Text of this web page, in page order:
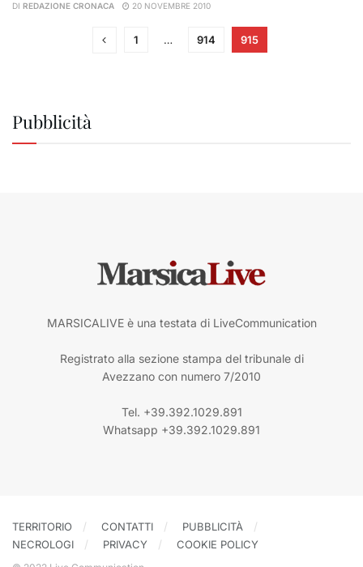
DI REDAZIONE CRONACA 20 NOVEMBRE 2010
1 … 914 915
Pubblicità
MARSICALIVE è una testata di LiveCommunication
Registrato alla sezione stampa del tribunale di
Avezzano con numero 7/2010
Tel. +39.392.1029.891
Whatsapp +39.392.1029.891
TERRITORIO CONTATTI
PUBBLICITÀ
NECROLOGI
PRIVACY COOKIE POLICY